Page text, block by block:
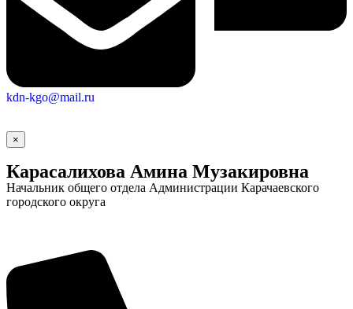
kdn-kgo@mail.ru
×
Карасалихова Амина Музакировна
Начальник общего отдела Администрации Карачаевского
городского округа